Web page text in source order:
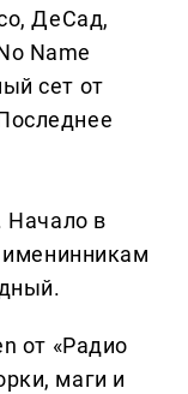
ДеСад,
Name
сет от
Начало в
именинникам
от «Радио
маги и